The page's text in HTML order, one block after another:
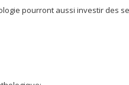
pourront aussi investir des